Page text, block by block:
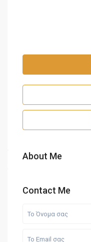
About Me
Contact Me